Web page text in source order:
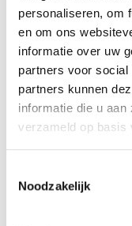
personaliseren, om
en om ons
informatie over uw
partners voor
partners kunnen
informatie die u
verzameld op basis
Noodzakelijk
Direct online
Auto huren